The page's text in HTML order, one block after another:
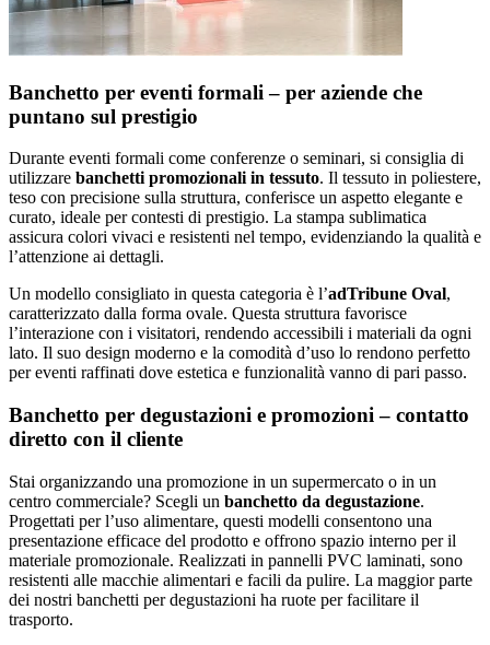
Banchetto per eventi formali – per aziende che
puntano sul prestigio
Durante eventi formali come conferenze o seminari, si consiglia di
utilizzare banchetti promozionali in tessuto. Il tessuto in poliestere,
teso con precisione sulla struttura, conferisce un aspetto elegante e
curato, ideale per contesti di prestigio. La stampa sublimatica
assicura colori vivaci e resistenti nel tempo, evidenziando la qualità e
l’attenzione ai dettagli.
Un modello consigliato in questa categoria è l’adTribune Oval,
caratterizzato dalla forma ovale. Questa struttura favorisce
l’interazione con i visitatori, rendendo accessibili i materiali da ogni
lato. Il suo design moderno e la comodità d’uso lo rendono perfetto
per eventi raffinati dove estetica e funzionalità vanno di pari passo.
Banchetto per degustazioni e promozioni – contatto
diretto con il cliente
Stai organizzando una promozione in un supermercato o in un
centro commerciale? Scegli un banchetto da degustazione.
Progettati per l’uso alimentare, questi modelli consentono una
presentazione efficace del prodotto e offrono spazio interno per il
materiale promozionale. Realizzati in pannelli PVC laminati, sono
resistenti alle macchie alimentari e facili da pulire. La maggior parte
dei nostri banchetti per degustazioni ha ruote per facilitare il
trasporto.